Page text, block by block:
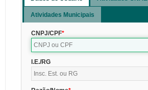
Atividades Municipais
CNPJ/CPF
I.E./RG